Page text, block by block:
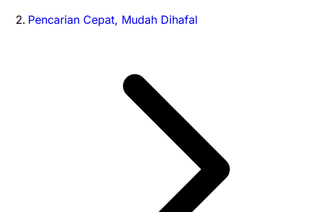
Pencarian Cepat, Mudah Dihafal